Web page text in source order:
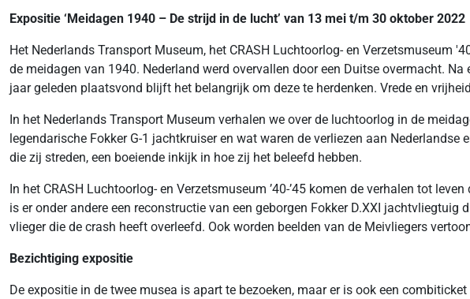
Expositie ‘Meidagen 1940 – De strijd in de lucht’ van 13 mei t/m 30 oktober 2022
Het Nederlands Transport Museum, het CRASH Luchtoorlog- en Verzetsmuseum
de meidagen van 1940. Nederland werd overvallen door een Duitse overmacht.
jaar geleden plaatsvond blijft het belangrijk om deze te herdenken. Vrede en
In het Nederlands Transport Museum verhalen we over de luchtoorlog in de
legendarische Fokker G-1 jachtkruiser en wat waren de verliezen aan
die zij streden, een boeiende inkijk in hoe zij het beleefd hebben.
In het CRASH Luchtoorlog- en Verzetsmuseum ’40-’45 komen de verhalen tot
is er onder andere een reconstructie van een geborgen Fokker D.XXI
vlieger die de crash heeft overleefd. Ook worden beelden van de Meivliegers
Bezichtiging expositie
De expositie in de twee musea is apart te bezoeken, maar er is ook een